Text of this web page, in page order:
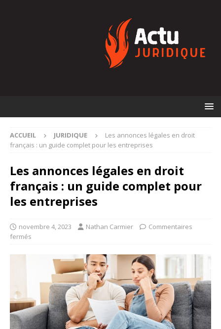
ACCUEIL JURIDIQUE
Les annonces légales en droit
français : un guide complet pour les entreprises
Les annonces légales en droit
français : un guide complet pour
les entreprises
novembre 4, 2023 Nathan Carmier
Commentaires
fermés